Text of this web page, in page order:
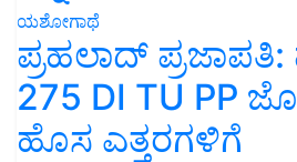
ಯಶೋಗಾಥೆ
ಪ್ರಹಲಾದ್ ಪ್ರಜಾಪತಿ:
275 DI TU PP
ಹೊಸ ಎತ್ತರಗಳಿಗೆ